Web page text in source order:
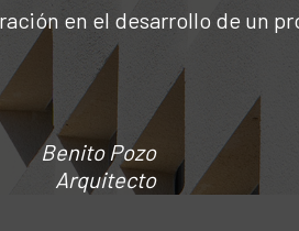
en el desarrollo de un
Benito Pozo
Arquitecto